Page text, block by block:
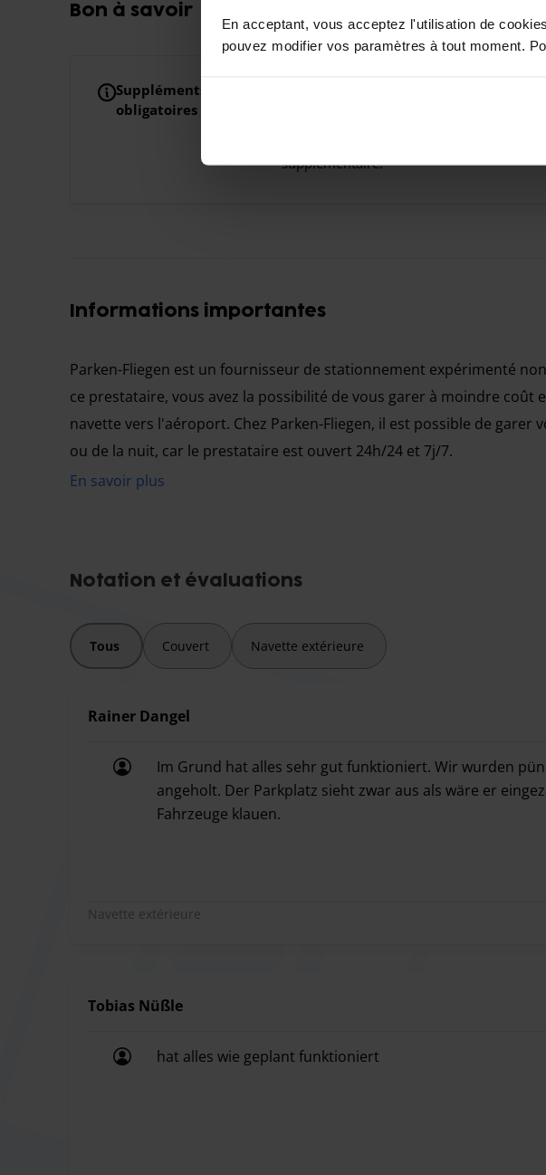
En acceptant, vous acceptez l'utilisation de
pouvez modifier vos paramètres à tout moment.
Bon à savoir
Suppléments
obligatoires
Votre réservation comprend le transport
supplémentaire.
Informations importantes
Parken-Fliegen est un fournisseur de stationnement expérimenté
ce prestataire, vous avez la possibilité de vous garer à moindre coût
navette vers l'aéroport. Chez Parken-Fliegen, il est possible de
ou de la nuit, car le prestataire est ouvert 24h/24 et 7j/7.
deux fois sur place.
des frais de personnel supplémentaires.
Le transfert est inclus pour un maximum de 4 personnes. Pour
Le parking est accessible tous les jours de 4 h à minuit.
En savoir plus
Notation et évaluations
Tous Couvert Navette extérieure
Rainer Dangel
Im Grund hat alles sehr gut funktioniert. Wir wurden
angeholt. Der Parkplatz sieht zwar aus als wäre er
Fahrzeuge klauen.
Navette extérieure
Tobias Nüßle
hat alles wie geplant funktioniert